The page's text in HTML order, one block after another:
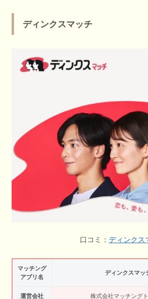
ディンクスマッチ
口コミ： ディンクス
マッチング
アプリ名
ディンクスマッ
運営会社 株式会社マッチング